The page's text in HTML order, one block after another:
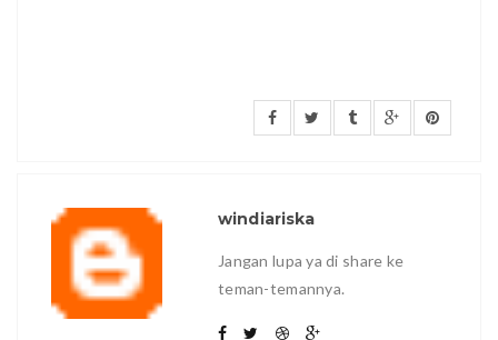
windiariska
Jangan lupa ya di share ke
teman-temannya.